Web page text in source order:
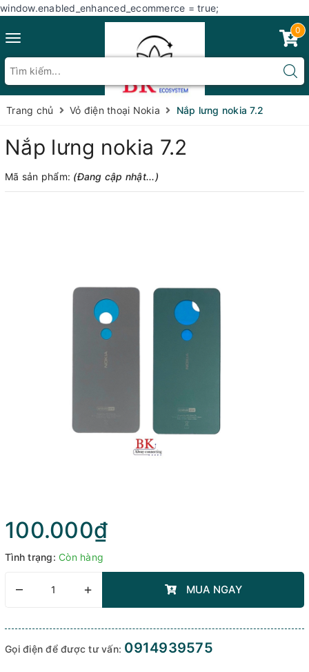
window.enabled_enhanced_ecommerce = true;
Toggle
0
Trang chủ Vỏ điện thoại Nokia Nắp lưng nokia 7.2
Nắp lưng nokia 7.2
Mã sản phẩm: (Đang cập nhật...)
100.000₫
Tình trạng: Còn hàng
– + MUA NGAY
Gọi điện để được tư vấn: 0914939575